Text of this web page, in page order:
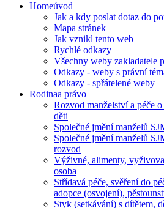
Homeúvod
Jak a kdy poslat dotaz do
Mapa stránek
Jak vznikl tento web
Rychlé odkazy
Všechny weby zakladatele
Odkazy - weby s právní
Odkazy - spřátelené weby
Rodinaa právo
Rozvod manželství a péče o
děti
Společné jmění manželů
Společné jmění manželů
rozvod
Výživné, alimenty,
osoba
Střídavá péče, svěření do
adopce (osvojení),
Styk (setkávání) s dítětem,